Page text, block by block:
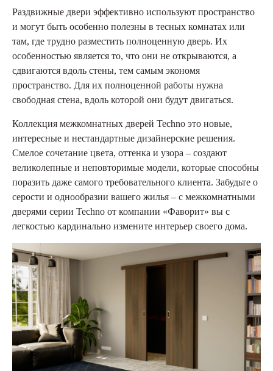
Раздвижные двери эффективно используют пространство
и могут быть особенно полезны в тесных комнатах или
там, где трудно разместить полноценную дверь. Их
особенностью является то, что они не открываются, а
сдвигаются вдоль стены, тем самым экономя
пространство. Для их полноценной работы нужна
свободная стена, вдоль которой они будут двигаться.
Коллекция межкомнатных дверей Techno это новые,
интересные и нестандартные дизайнерские решения.
Смелое сочетание цвета, оттенка и узора – создают
великолепные и неповторимые модели, которые способны
поразить даже самого требовательного клиента. Забудьте о
серости и однообразии вашего жилья – с межкомнатными
дверями серии Techno от компании «Фаворит» вы с
легкостью кардинально измените интерьер своего дома.